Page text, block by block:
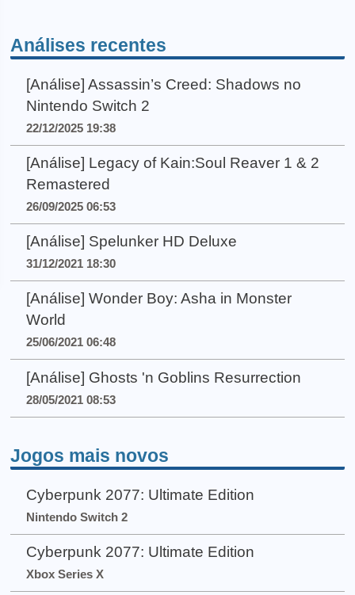
Análises recentes
[Análise] Assassin’s Creed: Shadows no
Nintendo Switch 2
22/12/2025 19:38
[Análise] Legacy of Kain:Soul Reaver 1 & 2
Remastered
26/09/2025 06:53
[Análise] Spelunker HD Deluxe
31/12/2021 18:30
[Análise] Wonder Boy: Asha in Monster
World
25/06/2021 06:48
[Análise] Ghosts 'n Goblins Resurrection
28/05/2021 08:53
Jogos mais novos
Cyberpunk 2077: Ultimate Edition
Nintendo Switch 2
Cyberpunk 2077: Ultimate Edition
Xbox Series X